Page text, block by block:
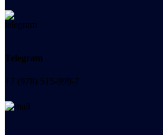
Telegram
+7 (978) 515-999-7